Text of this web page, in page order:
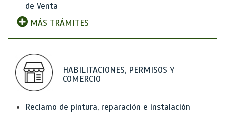
de Venta
MÁS TRÁMITES
HABILITACIONES, PERMISOS Y
COMERCIO
Reclamo de pintura, reparación e instalación